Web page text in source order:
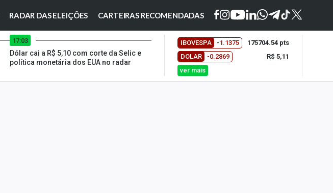
RADAR DAS ELEIÇÕES CARTEIRAS RECOMENDADAS
17:03
Dólar cai a R$ 5,10 com corte da Selic e
política monetária dos EUA no radar
IBOVESPA -1.1375
175704.54 pts
DOLAR
-0.2869
R$ 5,11
ver mais